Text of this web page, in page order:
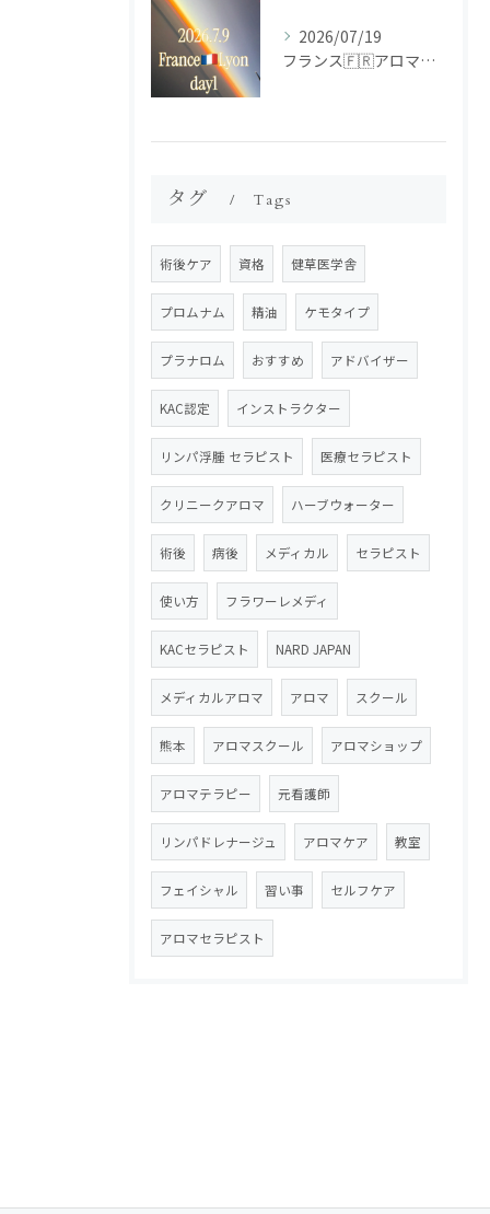
2026/07/19
フランス🇫🇷アロマ研修ツアー𝗱𝗮𝘆𝟭
タグ Tags
術後ケア 資格 健草医学舎
プロムナム 精油 ケモタイプ
プラナロム おすすめ アドバイザー
KAC認定 インストラクター
リンパ浮腫 セラピスト 医療セラピスト
クリニークアロマ ハーブウォーター
術後 病後 メディカル セラピスト
使い方 フラワーレメディ
KACセラピスト NARD JAPAN
メディカルアロマ アロマ スクール
熊本 アロマスクール アロマショップ
アロマテラピー 元看護師
リンパドレナージュ アロマケア 教室
フェイシャル 習い事 セルフケア
アロマセラピスト